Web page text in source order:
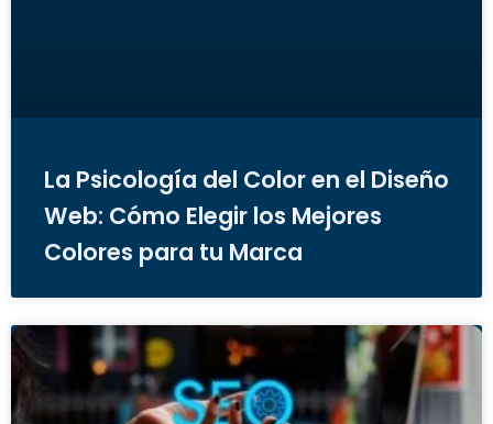
La Psicología del Color en el Diseño
Web: Cómo Elegir los Mejores
Colores para tu Marca